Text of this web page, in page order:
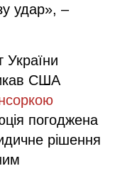
удар», –
України
США
погоджена
рішення